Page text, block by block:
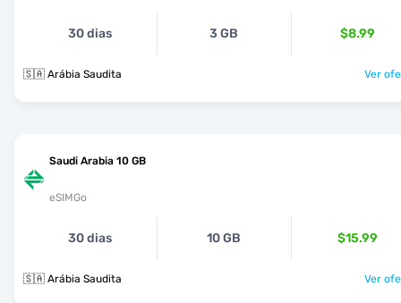
30 dias 3 GB $8.99
🇸🇦 Arábia Saudita Ver
Saudi Arabia 10 GB
eSIMGo
30 dias 10 GB $15.99
🇸🇦 Arábia Saudita Ver